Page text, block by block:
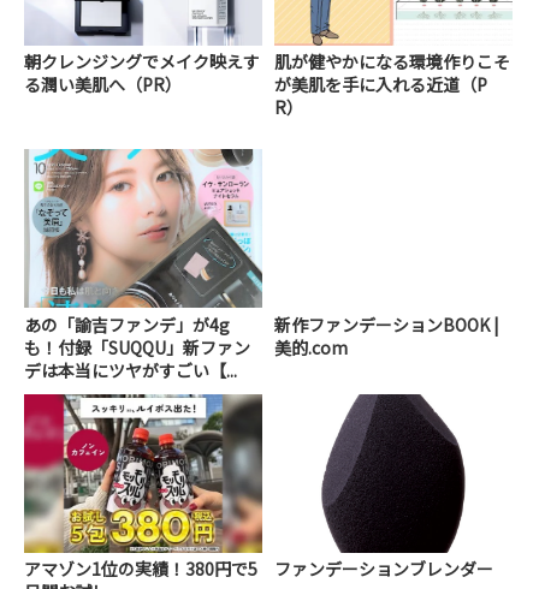
朝クレンジングでメイク映えす
る潤い美肌へ（PR）
肌が健やかになる環境作りこそ
が美肌を手に入れる近道（P
R）
あの「諭吉ファンデ」が4g
も！付録「SUQQU」新ファン
デは本当にツヤがすごい【...
新作ファンデーションBOOK |
美的.com
アマゾン1位の実績！380円で5
ファンデーションブレンダー